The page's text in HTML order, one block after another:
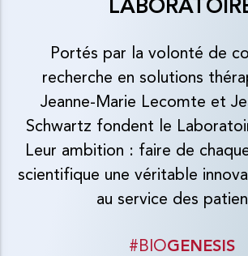
Portés par la volonté de
recherche en solutions
Jeanne-Marie Lecomte et
Schwartz fondent le
Leur ambition : faire de
scientifique une véritable
au service des
#BIOGENESIS